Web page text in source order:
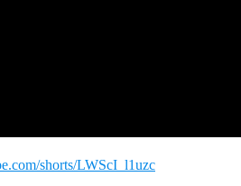
shorts/LWScI_l1uzc